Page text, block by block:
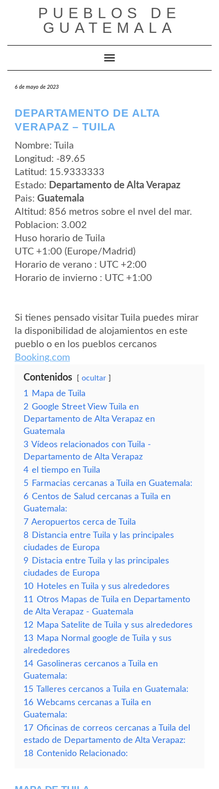
PUEBLOS DE
GUATEMALA
Cambiar modo de navegación
6 de mayo de 2023
DEPARTAMENTO DE ALTA
VERAPAZ – TUILA
Nombre: Tuila
Longitud: -89.65
Latitud: 15.9333333
Estado: Departamento de Alta Verapaz
Pais: Guatemala
Altitud: 856 metros sobre el nvel del mar.
Poblacion: 3.002
Huso horario de Tuila
UTC +1:00 (Europe/Madrid)
Horario de verano : UTC +2:00
Horario de invierno : UTC +1:00
Si tienes pensado visitar Tuila puedes mirar
la disponibilidad de alojamientos en este
pueblo o en los pueblos cercanos
Booking.com
Contenidos ocultar
1
Mapa de Tuila
2 Google Street View Tuila en
Departamento de Alta Verapaz en
Guatemala
3 Vídeos relacionados con Tuila -
Departamento de Alta Verapaz
4 el tiempo en Tuila
5 Farmacias cercanas a Tuila en Guatemala:
6 Centos de Salud cercanas a Tuila en
Guatemala:
7 Aeropuertos cerca de Tuila
8 Distancia entre Tuila y las principales
ciudades de Europa
9 Distacia entre Tuila y las principales
ciudades de Europa
10 Hoteles en Tuila y sus alrededores
11 Otros Mapas de Tuila en Departamento
de Alta Verapaz - Guatemala
12 Mapa Satelite de Tuila y sus alrededores
13 Mapa Normal google de Tuila y sus
alrededores
14 Gasolineras cercanos a Tuila en
Guatemala:
15 Talleres cercanos a Tuila en Guatemala:
16 Webcams cercanas a Tuila en
Guatemala:
17 Oficinas de correos cercanas a Tuila del
estado de Departamento de Alta Verapaz:
18 Contenido Relacionado: